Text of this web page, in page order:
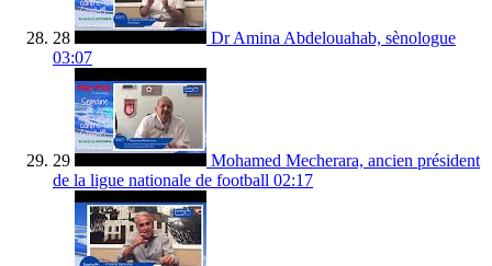
28
Dr Amina Abdelouahab, sènologue
03:07
29
Mohamed Mecherara, ancien président
de la ligue nationale de football 02:17